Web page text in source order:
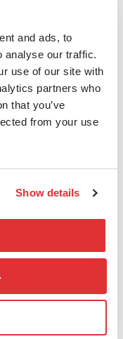
and ads, to
analyse our traffic.
use of our site with
partners who
that you’ve
from your use
Show details
opp
slik at
med
med
ikke med
i:
på